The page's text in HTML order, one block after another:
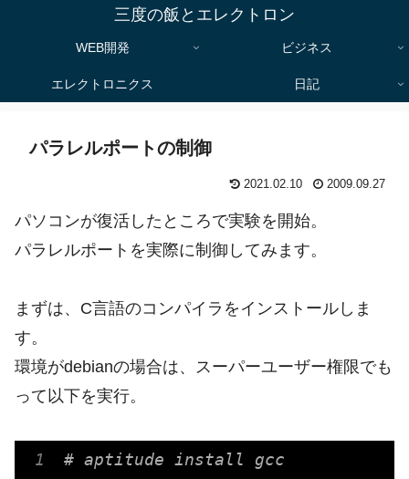
三度の飯とエレクトロン
WEB開発 ビジネス
エレクトロニクス 日記
パラレルポートの制御
2021.02.10 2009.09.27
パソコンが復活したところで実験を開始。
パラレルポートを実際に制御してみます。
まずは、C言語のコンパイラをインストールしま
す。
環境がdebianの場合は、スーパーユーザー権限でも
って以下を実行。
# aptitude install gcc